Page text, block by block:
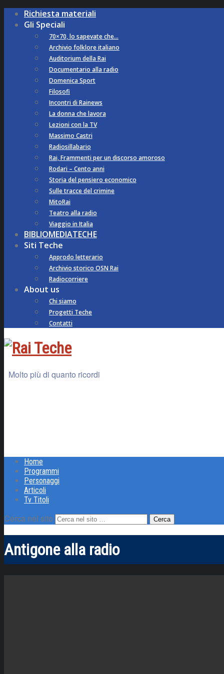
Richiesta materiali
Gli Speciali
70×70, lo sapevate che…
Archivio folklore italiano
Auditorium della Rai
Documentario alla radio
Domenica Sport
Filosofi
Incontri di Rainews
La donna che lavora
Lezioni con la TV
Massimo Castri
Radiosillabario
Rai, Frammenti per un discorso amoroso
Rodari – Cento anni
Storia del pensiero economico
Sulle tracce del crimine
MitoRai
Teatro alla radio
Viaggio in Italia
BIBLIOMEDIATECHE
Siti Teche
Approdo letterario
Archivio storico OSN Rai
Radiocorriere
About us
Chi siamo
Progetti Teche
Contatti
Molto più di quanto ricordi
Home
Programmi
Personaggi
Articoli
Tv Titoli
Cerca nel sito
Antigone alla radio